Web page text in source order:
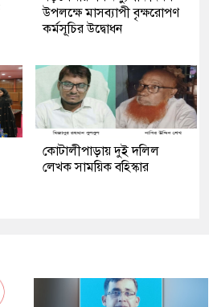
উপলক্ষে মাসব্যাপী বৃক্ষরোপণ
কর্মসূচির উদ্বোধন
কোটালীপাড়ায় দুই দলিল
লেখক সাময়িক বহিস্কার